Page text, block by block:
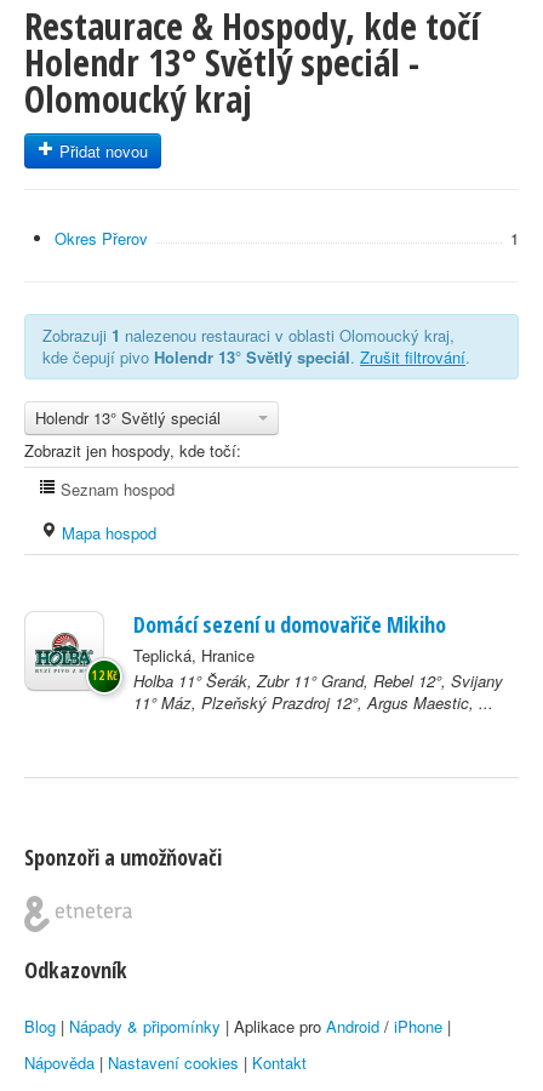
Restaurace & Hospody, kde točí
Holendr 13° Světlý speciál -
Olomoucký kraj
Přidat novou
Okres Přerov 1
Zobrazuji 1 nalezenou restauraci v oblasti Olomoucký kraj,
kde čepují pivo Holendr 13° Světlý speciál. Zrušit filtrování.
Holendr 13° Světlý speciál
Zobrazit jen hospody, kde točí:
Seznam hospod
Mapa hospod
Domácí sezení u domovařiče Mikiho
Teplická, Hranice
Holba 11° Šerák, Zubr 11° Grand, Rebel 12°, Svijany
11° Máz, Plzeňský Prazdroj 12°, Argus Maestic, ...
12 Kč
Sponzoři a umožňovači
Odkazovník
Blog | Nápady & připomínky | Aplikace pro Android / iPhone |
Nápověda | Nastavení cookies | Kontakt